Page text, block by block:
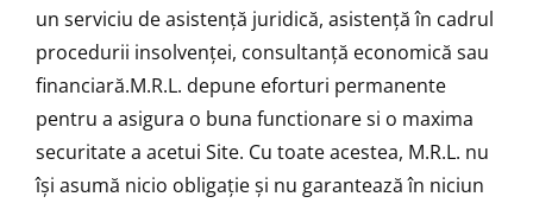
un serviciu de asistenţă juridică, asistenţă în cadrul
procedurii insolvenţei, consultanţă economică sau
financiară.M.R.L. depune eforturi permanente
pentru a asigura o buna functionare si o maxima
securitate a acetui Site. Cu toate acestea, M.R.L. nu
își asumă nicio obligație și nu garantează în niciun